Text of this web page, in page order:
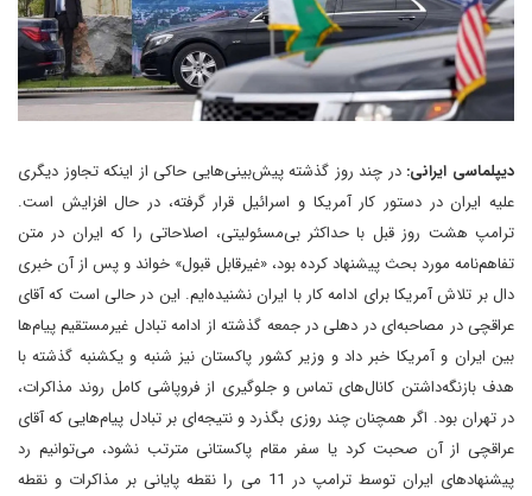
دیپلماسی ایرانی:در چند روز گذشته پیش‌بینی‌هایی حاکی از اینکه تجاوز دیگری
علیه ایران در دستور کار آمریکا و اسرائیل قرار گرفته، در حال افزایش است.
ترامپ هشت روز قبل با حداکثر بی‌مسئولیتی، اصلاحاتی را که ایران در متن
تفاهم‌نامه مورد بحث پیشنهاد کرده بود، «غیرقابل قبول» خواند و پس از آن خبری
دال بر تلاش آمریکا برای ادامه کار با ایران نشنیده‌ایم. این در حالی است که آقای
عراقچی در مصاحبه‌ای در دهلی در جمعه گذشته از ادامه تبادل غیرمستقیم پیام‌ها
بین ایران و آمریکا خبر داد و وزیر کشور پاکستان نیز شنبه و یکشنبه گذشته با
هدف باز‌نگه‌داشتن کانال‌های تماس و جلوگیری از فروپاشی کامل روند مذاکرات،
در تهران بود. اگر همچنان چند روزی بگذرد و نتیجه‌ای بر تبادل پیام‌هایی که آقای
عراقچی از آن صحبت کرد‌ یا سفر مقام پاکستانی مترتب نشود، می‌توانیم رد
پیشنهادهای ایران توسط ترامپ در 11 می‌ را نقطه پایانی بر مذاکرات و نقطه